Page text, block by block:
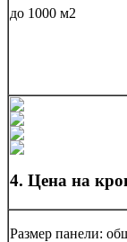
до 1000 м2
4. Цена на
Размер панели: